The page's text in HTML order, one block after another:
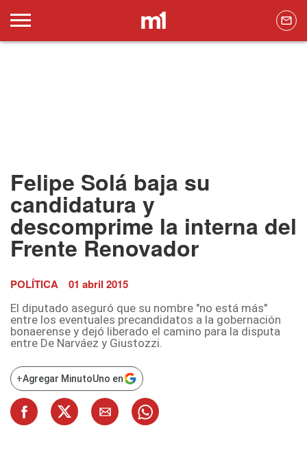
Felipe Solá baja su
candidatura y
descomprime la interna del
Frente Renovador
POLÍTICA 01 abril 2015
El diputado aseguró que su nombre "no está más"
entre los eventuales precandidatos a la gobernación
bonaerense y dejó liberado el camino para la disputa
entre De Narváez y Giustozzi.
+Agregar MinutoUno en